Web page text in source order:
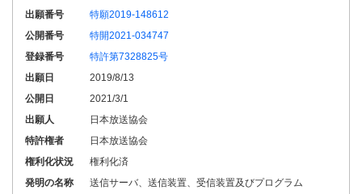
出願番号
特願2019-148612
公開番号
特開2021-034747
登録番号
特許第7328825号
出願日
2019/8/13
公開日
2021/3/1
出願人
日本放送協会
特許権者
日本放送協会
権利化状況
権利化済
発明の名称
送信サーバ、送信装置、受信装置及びプログラム